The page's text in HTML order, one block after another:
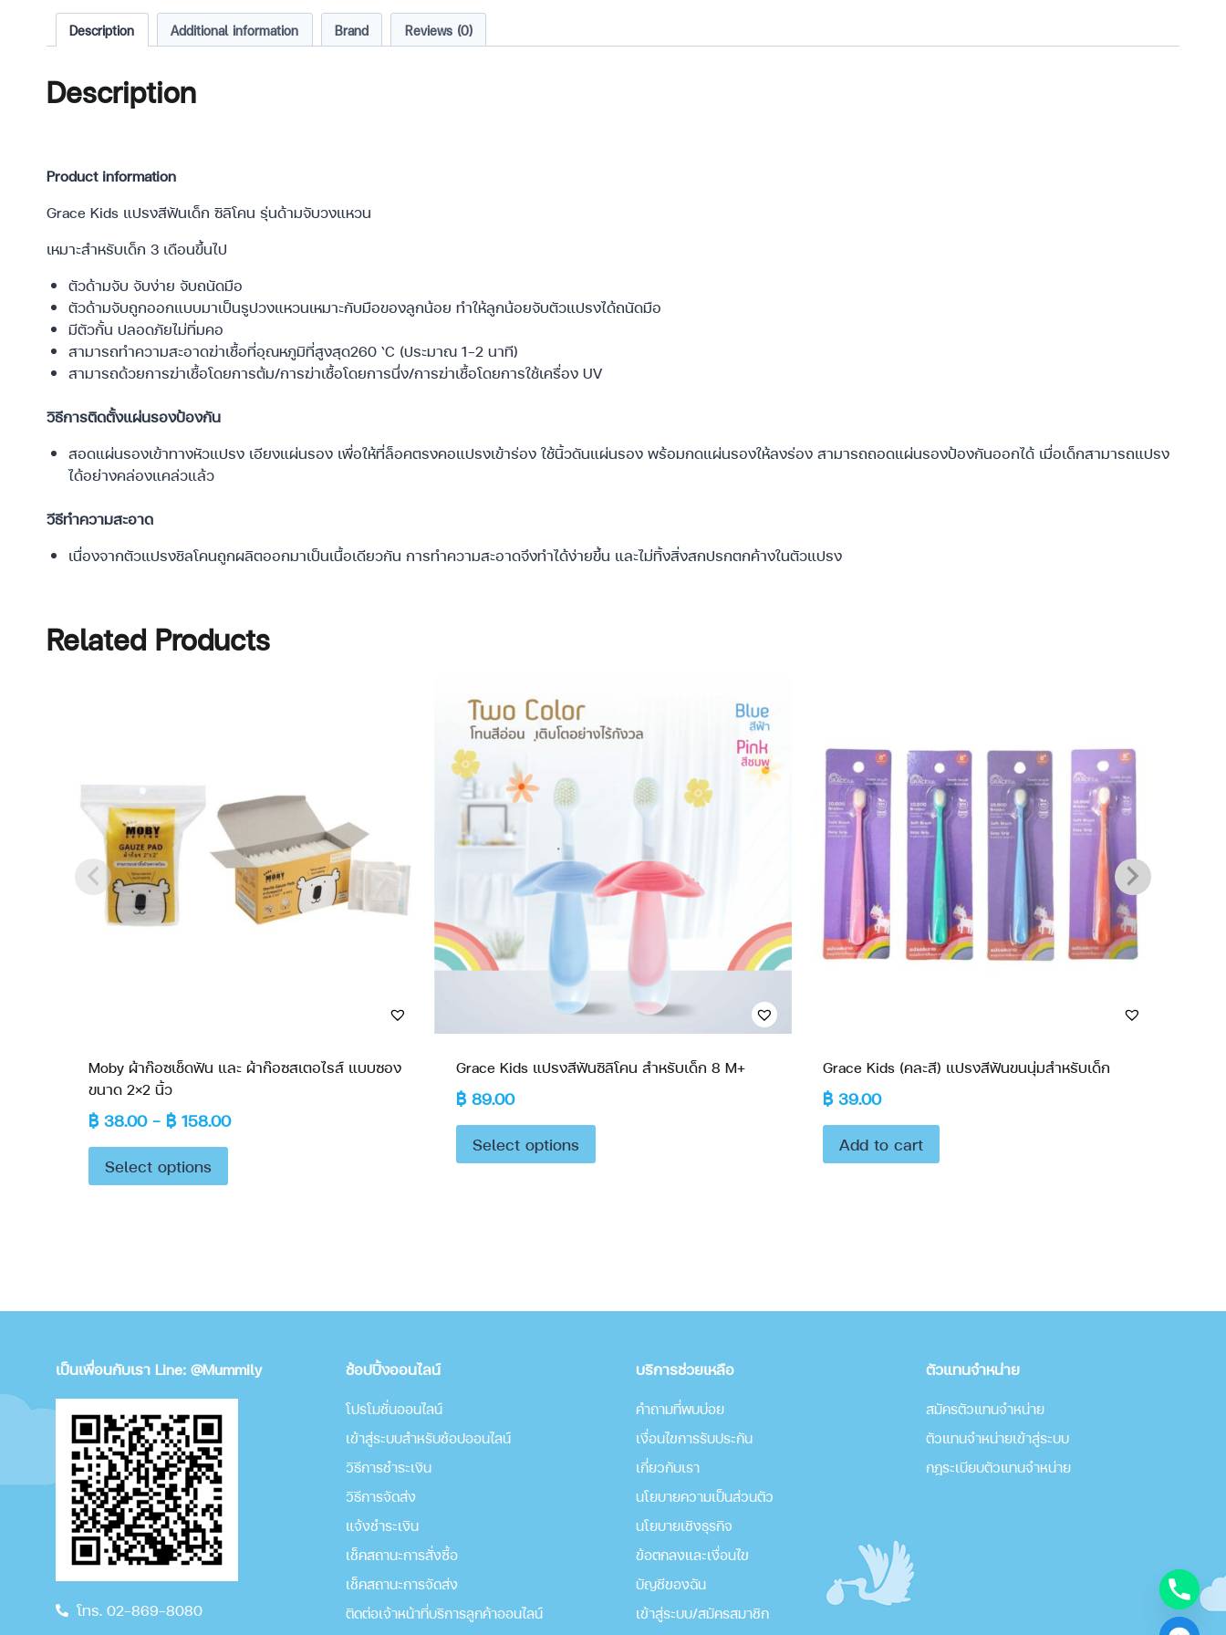
Description Additional information Brand Reviews (0)
Description
Product information
Grace Kids แปรงสีฟันเด็ก ซิลิโคน รุ่นด้ามจับวงแหวน
เหมาะสำหรับเด็ก 3 เดือนขึ้นไป
ตัวด้ามจับ จับง่าย จับถนัดมือ
ตัวด้ามจับถูกออกแบบมาเป็นรูปวงแหวนเหมาะกับมือของลูกน้อย ทำให้ลูกน้อยจับตัวแปรงได้ถนัดมือ
มีตัวกั้น ปลอดภัยไม่ทิ่มคอ
สามารถทำความสะอาดฆ่าเชื้อที่อุณหภูมิที่สูงสุด260 ‘C (ประมาณ 1-2 นาที)
สามารถด้วยการฆ่าเชื้อโดยการต้ม/การฆ่าเชื้อโดยการนึ่ง/การฆ่าเชื้อโดยการใช้เครื่อง UV
วิธีการติดตั้งแผ่นรองป้องกัน
สอดแผ่นรองเข้าทางหัวแปรง เอียงแผ่นรอง เพื่อให้ที่ล็อคตรงคอแปรงเข้าร่อง ใช้นิ้วดันแผ่นรอง พร้อมกดแผ่นรองให้ลงร่อง สามารถถอดแผ่นรองป้องกันออกได้ เมื่อเด็กสามารถแปรง
ได้อย่างคล่องแคล่วแล้ว
วีธีทำความสะอาด
เนื่องจากตัวแปรงชิลโคนถูกผลิตออกมาเป็นเนื้อเดียวกัน การทำความสะอาดจึงทำได้ง่ายขึ้น และไม่ทิ้งสิ่งสกปรกตกค้างในตัวแปรง
Related Products
Moby ผ้าก๊อซเช็ดฟัน และ ผ้าก๊อซสเตอไรส์ แบบซอง
ขนาด 2×2 นิ้ว
฿ 38.00 – ฿ 158.00
Select options
Grace Kids แปรงสีฟันซิลิโคน สำหรับเด็ก 8 M+
฿89.00
Select options
Grace Kids (คละสี) แปรงสีฟันขนนุ่มสำหรับเด็ก
฿ 39.00
Add to cart
เป็นเพื่อนกับเรา Line: @Mummily
โทร. 02-869-8080
ช้อปปิ้งออนไลน์
โปรโมชั่นออนไลน์
เข้าสู่ระบบสำหรับช้อปออนไลน์
วิธีการชำระเงิน
วิธีการจัดส่ง
แจ้งชำระเงิน
เช็คสถานะการสั่งซื้อ
เช็คสถานะการจัดส่ง
ติดต่อเจ้าหน้าที่บริการลูกค้าออนไลน์
บริการช่วยเหลือ
คำถามที่พบบ่อย
เงื่อนไขการรับประกัน
เกี่่ยวกับเรา
นโยบายความเป็นส่วนตัว
นโยบายเชิงธุรกิจ
ข้อตกลงและเงื่อนไข
บัญชีของฉัน
เข้าสู่ระบบ/สมัครสมาชิก
ตัวแทนจำหน่าย
สมัครตัวแทนจำหน่าย
ตัวแทนจำหน่ายเข้าสู่ระบบ
กฎระเบียบตัวแทนจำหน่าย